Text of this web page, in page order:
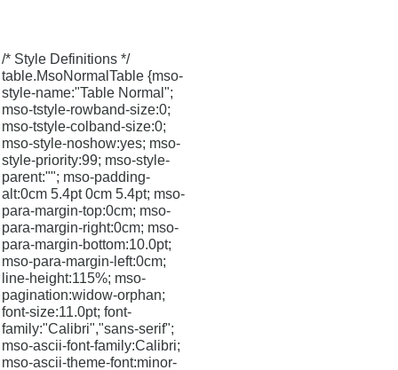
/* Style Definitions */
table.MsoNormalTable {mso-
style-name:"Table Normal";
mso-tstyle-rowband-size:0;
mso-tstyle-colband-size:0;
mso-style-noshow:yes; mso-
style-priority:99; mso-style-
parent:""; mso-padding-
alt:0cm 5.4pt 0cm 5.4pt; mso-
para-margin-top:0cm; mso-
para-margin-right:0cm; mso-
para-margin-bottom:10.0pt;
mso-para-margin-left:0cm;
line-height:115%; mso-
pagination:widow-orphan;
font-size:11.0pt; font-
family:"Calibri","sans-serif";
mso-ascii-font-family:Calibri;
mso-ascii-theme-font:minor-